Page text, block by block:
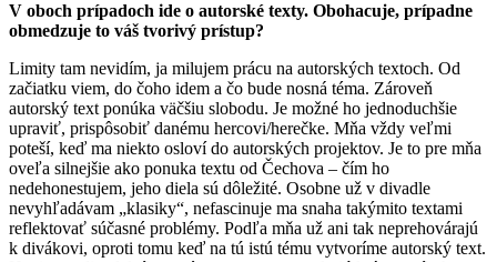
V oboch prípadoch ide o autorské texty. Obohacuje, prípadne
obmedzuje to váš tvorivý prístup?
Limity tam nevidím, ja milujem prácu na autorských textoch. Od
začiatku viem, do čoho idem a čo bude nosná téma. Zároveň
autorský text ponúka väčšiu slobodu. Je možné ho jednoduchšie
upraviť, prispôsobiť danému hercovi/herečke. Mňa vždy veľmi
poteší, keď ma niekto osloví do autorských projektov. Je to pre mňa
oveľa silnejšie ako ponuka textu od Čechova – čím ho
nedehonestujem, jeho diela sú dôležité. Osobne už v divadle
nevyhľadávam „klasiky“, nefascinuje ma snaha takýmito textami
reflektovať súčasné problémy. Podľa mňa už ani tak neprehovárajú
k divákovi, oproti tomu keď na tú istú tému vytvoríme autorský text.